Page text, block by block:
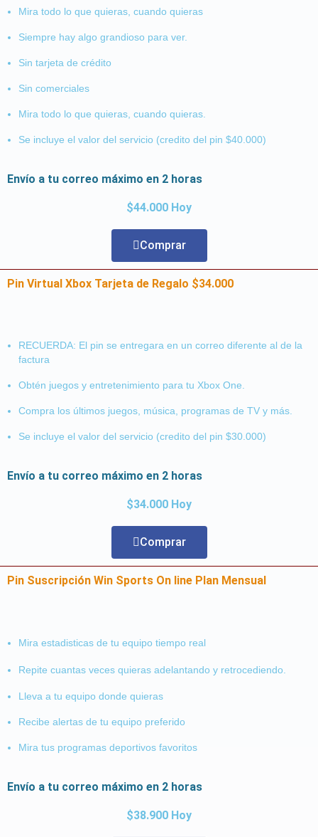
Mira todo lo que quieras, cuando quieras
Siempre hay algo grandioso para ver.
Sin tarjeta de crédito
Sin comerciales
Mira todo lo que quieras, cuando quieras.
Se incluye el valor del servicio (credito del pin $40.000)
Envío a tu correo máximo en 2 horas
$44.000 Hoy
Comprar
Pin Virtual Xbox Tarjeta de Regalo $34.000
RECUERDA: El pin se entregara en un correo diferente al de la
factura
Obtén juegos y entretenimiento para tu Xbox One.
Compra los últimos juegos, música, programas de TV y más.
Se incluye el valor del servicio (credito del pin $30.000)
Envío a tu correo máximo en 2 horas
$34.000 Hoy
Comprar
Pin Suscripción Win Sports On line Plan Mensual
Mira estadisticas de tu equipo tiempo real
Repite cuantas veces quieras adelantando y retrocediendo.
Lleva a tu equipo donde quieras
Recibe alertas de tu equipo preferido
Mira tus programas deportivos favoritos
Envío a tu correo máximo en 2 horas
$38.900 Hoy